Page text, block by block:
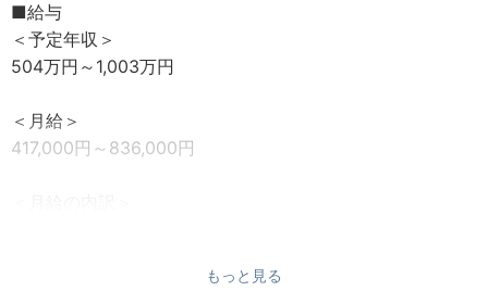
■ 具体的な業務内容
図面から製品の仕様を理解し、製品SE/VEを行いながら、
計画します
■給与
＜予定年収＞
504万円～1,003万円
＜月給＞
417,000円～836,000円
もっと見る